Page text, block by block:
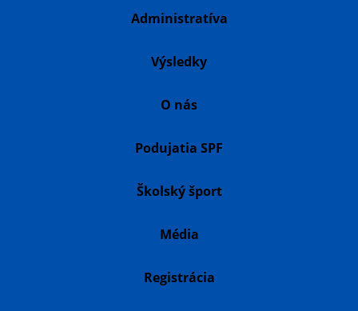
Administratíva
Výsledky
O nás
Podujatia SPF
Školský šport
Média
Registrácia